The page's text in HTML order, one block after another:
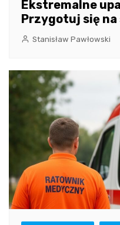
Ekstremalne
Przygotuj się na
Stanisław Pawłowski